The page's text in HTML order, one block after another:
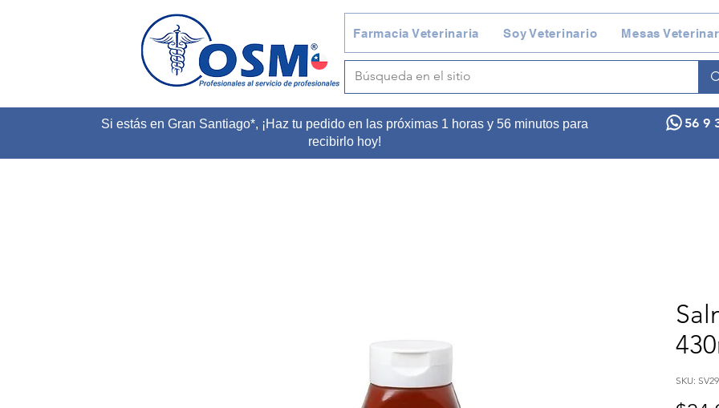
Farmacia Veterinaria Soy Veterinario Mesas
Si estás en Gran Santiago*, ¡Haz tu pedido en las próximas 1 horas y 56 minutos para
recibirlo hoy!
56 9
SKU: